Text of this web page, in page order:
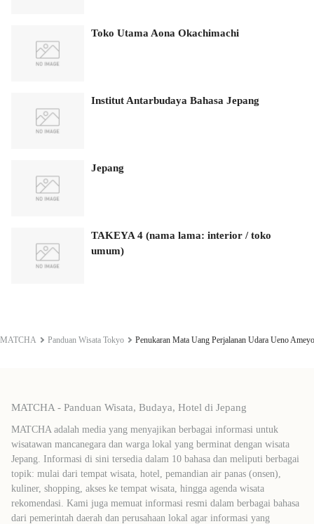
Toko Utama Aona Okachimachi
Institut Antarbudaya Bahasa Jepang
Jepang
TAKEYA 4 (nama lama: interior / toko
umum)
MATCHA Panduan Wisata Tokyo Penukaran Mata Uang Perjalanan Udara Ueno
MATCHA - Panduan Wisata, Budaya, Hotel di Jepang
MATCHA adalah media yang menyajikan berbagai informasi untuk
wisatawan mancanegara dan warga lokal yang berminat dengan wisata
Jepang. Informasi di sini tersedia dalam 10 bahasa dan meliputi berbagai
topik: mulai dari tempat wisata, hotel, pemandian air panas (onsen),
kuliner, shopping, akses ke tempat wisata, hingga agenda wisata
rekomendasi. Kami juga memuat informasi resmi dalam berbagai bahasa
dari pemerintah daerah dan perusahaan lokal agar informasi yang